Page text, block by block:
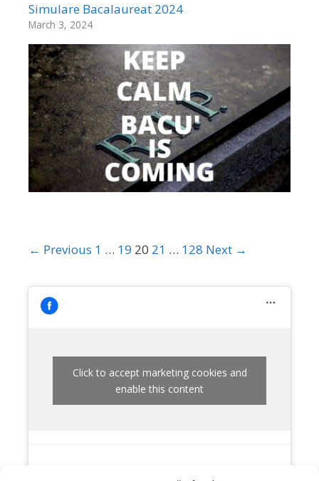
Simulare Bacalaureat 2024
March 3, 2024
← Previous 1 … 19 20 21 … 128 Next →
Click to accept marketing cookies and
enable this content